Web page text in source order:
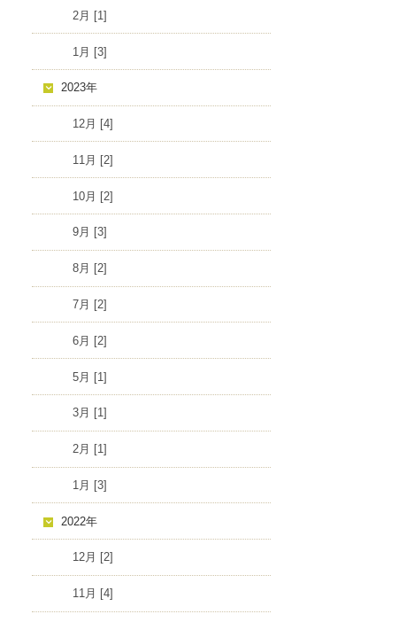
2月 [1]
1月 [3]
2023年
12月 [4]
11月 [2]
10月 [2]
9月 [3]
8月 [2]
7月 [2]
6月 [2]
5月 [1]
3月 [1]
2月 [1]
1月 [3]
2022年
12月 [2]
11月 [4]